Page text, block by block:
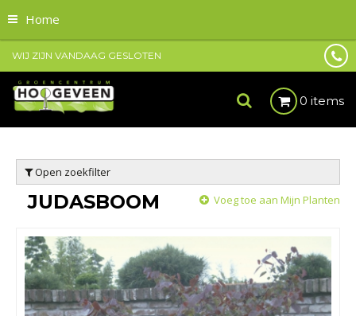
Home
WIJ ZIJN VANDAAG GESLOTEN
0 items
Open zoekfilter
JUDASBOOM Voeg toe aan Mijn Planten